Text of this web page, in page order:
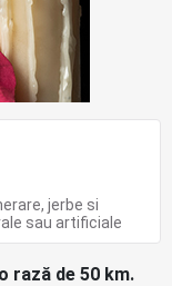
jerbe si
sau artificiale
rază de 50 km.